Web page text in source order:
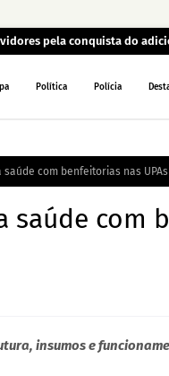
pela conquista do
Política Polícia
com benfeitorias nas
saúde com
insumos e